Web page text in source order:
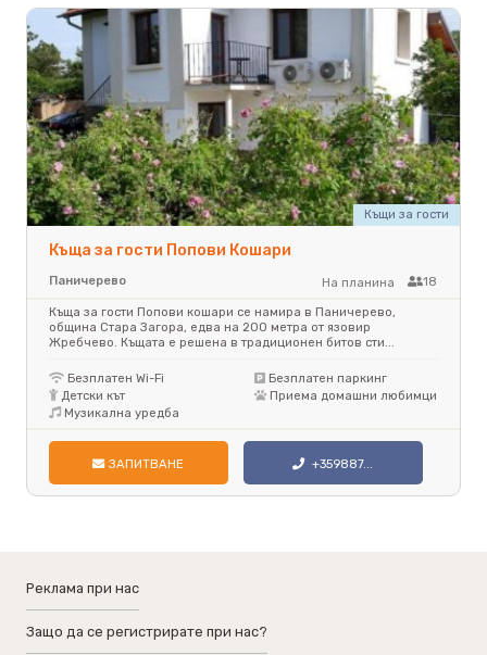
Къщи за гости
На планина
Къща за гости Попови Кошари
18
Паничерево
Къща за гости Попови кошари се намира в Паничерево,
община Стара Загора, едва на 200 метра от язовир
Жребчево. Къщата е решена в традиционен битов сти...
Безплатен Wi-Fi
Безплатен паркинг
Детски кът
Приема домашни любимци
Музикална уредба
ЗАПИТВАНЕ +359887...
Реклама при нас
Защо да се регистрирате при нас?